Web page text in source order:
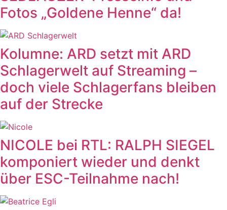
Fotos „Goldene Henne“ da!
Kolumne: ARD setzt mit ARD
Schlagerwelt auf Streaming –
doch viele Schlagerfans bleiben
auf der Strecke
NICOLE bei RTL: RALPH SIEGEL
komponiert wieder und denkt
über ESC-Teilnahme nach!